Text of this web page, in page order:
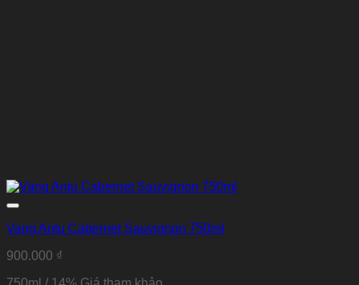
Vang Antu Cabernet Sauvignon 750ml
900.000 ₫